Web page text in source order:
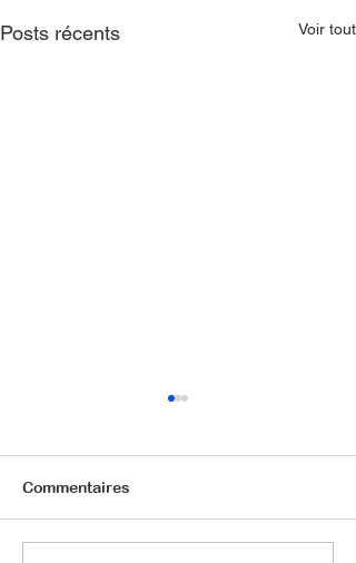
Posts récents Voir tout
Commentaires